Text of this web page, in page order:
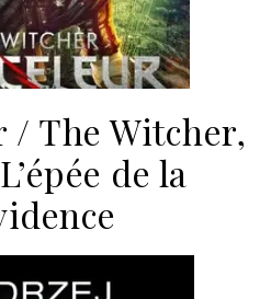
/ The Witcher,
de la